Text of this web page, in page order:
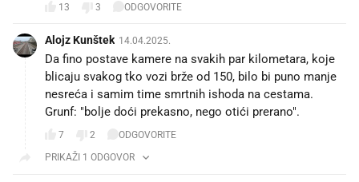
13 3 ODGOVORITE
Alojz Kunštek 14.04.2025.
Da fino postave kamere na svakih par kilometara, koje
blicaju svakog tko vozi brže od 150, bilo bi puno manje
nesreća i samim time smrtnih ishoda na cestama.
Grunf: "bolje doći prekasno, nego otići prerano".
7 2
ODGOVORITE
PRIKAŽI 1 ODGOVOR